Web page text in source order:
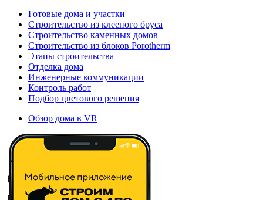
Готовые дома и участки
Строительство из клееного бруса
Строительство каменных домов
Строительство из блоков Porotherm
Этапы строительства
Отделка дома
Инженерные коммуникации
Контроль работ
Подбор цветового решения
Обзор дома в VR